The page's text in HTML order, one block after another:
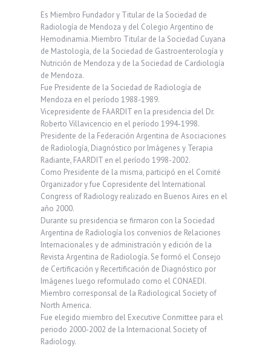
Es Miembro Fundador y Titular de la Sociedad de
Radiología de Mendoza y del Colegio Argentino de
Hemodinamia. Miembro Titular de la Sociedad Cuyana
de Mastología, de la Sociedad de Gastroenterología y
Nutrición de Mendoza y de la Sociedad de Cardiología
de Mendoza.
Fue Presidente de la Sociedad de Radiología de
Mendoza en el período 1988-1989.
Vicepresidente de FAARDIT en la presidencia del Dr.
Roberto Villavicencio en el período 1994-1998.
Presidente de la Federación Argentina de Asociaciones
de Radiología, Diagnóstico por Imágenes y Terapia
Radiante, FAARDIT en el período 1998-2002.
Como Presidente de la misma, participó en el Comité
Organizador y fue Copresidente del International
Congress of Radiology realizado en Buenos Aires en el
año 2000.
Durante su presidencia se firmaron con la Sociedad
Argentina de Radiología los convenios de Relaciones
Internacionales y de administración y edición de la
Revista Argentina de Radiología. Se formó el Consejo
de Certificación y Recertificación de Diagnóstico por
Imágenes luego reformulado como el CONAEDI.
Miembro corresponsal de la Radiological Society of
North America.
Fue elegido miembro del Executive Conmittee para el
periodo 2000-2002 de la Internacional Society of
Radiology.